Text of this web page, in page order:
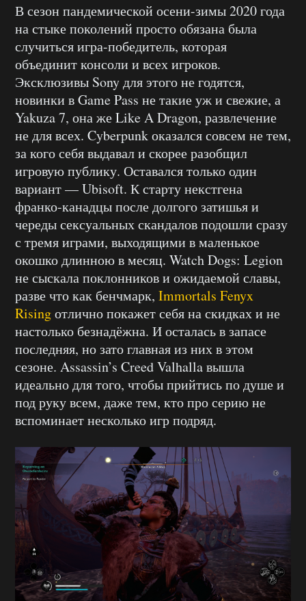
В сезон пандемической осени-зимы 2020 года
на стыке поколений просто обязана была
случиться игра-победитель, которая
объединит консоли и всех игроков.
Эксклюзивы Sony для этого не годятся,
новинки в Game Pass не такие уж и свежие, а
Yakuza 7, она же Like A Dragon, развлечение
не для всех. Cyberpunk оказался совсем не тем,
за кого себя выдавал и скорее разобщил
игровую публику. Оставался только один
вариант — Ubisoft. К старту некстгена
франко-канадцы после долгого затишья и
череды сексуальных скандалов подошли сразу
с тремя играми, выходящими в маленькое
окошко длинною в месяц. Watch Dogs: Legion
не сыскала поклонников и ожидаемой славы,
разве что как бенчмарк, Immortals Fenyx
Risingотлично покажет себя на скидках и не
настолько безнадёжна. И осталась в запасе
последняя, но зато главная из них в этом
сезоне. Assassin’s Creed Valhalla вышла
идеально для того, чтобы прийтись по душе и
под руку всем, даже тем, кто про серию не
вспоминает несколько игр подряд.